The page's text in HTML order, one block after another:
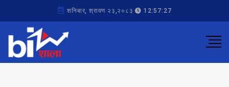
शनिबार, श्रावण २३,२०८३ 12:57:27